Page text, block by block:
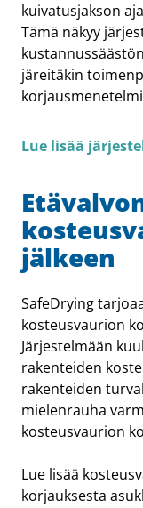
kuivatusjakson
Tämä näkyy
järeitäkin
Lue lisää
jälkeen
SafeDrying
kosteusvaurion
Järjestelmään
rakenteiden
rakenteiden
mielenrauha
kosteusvaurion
Lue lisää
korjauksesta